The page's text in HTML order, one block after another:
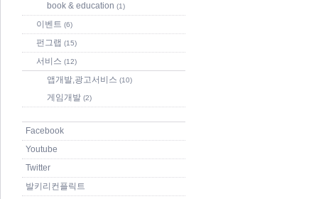
book & education (1)
이벤트 (6)
펀그랩 (15)
서비스 (12)
앱개발,광고서비스 (10)
게임개발 (2)
Facebook
Youtube
Twitter
발키리컨플릭트